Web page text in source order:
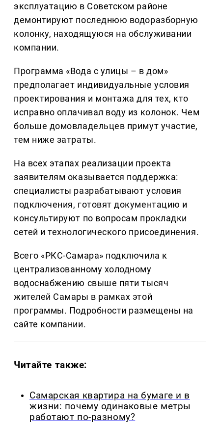
эксплуатацию в Советском районе
демонтируют последнюю водоразборную
колонку, находящуюся на обслуживании
компании.
Программа «Вода с улицы – в дом»
предполагает индивидуальные условия
проектирования и монтажа для тех, кто
исправно оплачивал воду из колонок. Чем
больше домовладельцев примут участие,
тем ниже затраты.
На всех этапах реализации проекта
заявителям оказывается поддержка:
специалисты разрабатывают условия
подключения, готовят документацию и
консультируют по вопросам прокладки
сетей и технологического присоединения.
Всего «РКС-Самара» подключила к
централизованному холодному
водоснабжению свыше пяти тысяч
жителей Самары в рамках этой
программы. Подробности размещены на
сайте компании.
Читайте также:
Самарская квартира на бумаге и в
жизни: почему одинаковые метры
работают по-разному?